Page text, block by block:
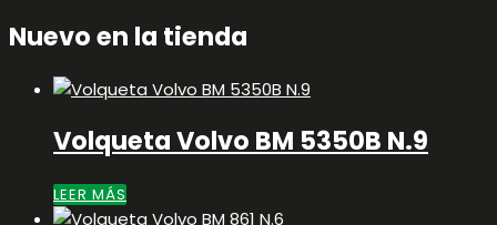
Nuevo en la tienda
Volqueta Volvo BM 5350B N.9
LEER MÁS